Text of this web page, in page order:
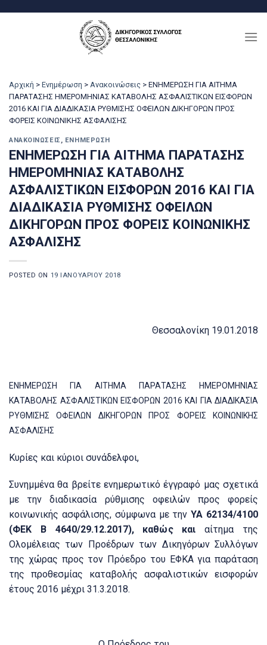
Αρχική > Ενημέρωση > Ανακοινώσεις > ΕΝΗΜΕΡΩΣΗ ΓΙΑ ΑΙΤΗΜΑ
ΠΑΡΑΤΑΣΗΣ ΗΜΕΡΟΜΗΝΙΑΣ ΚΑΤΑΒΟΛΗΣ ΑΣΦΑΛΙΣΤΙΚΩΝ ΕΙΣΦΟΡΩΝ
2016 ΚΑΙ ΓΙΑ ΔΙΑΔΙΚΑΣΙΑ ΡΥΘΜΙΣΗΣ ΟΦΕΙΛΩΝ ΔΙΚΗΓΟΡΩΝ ΠΡΟΣ
ΦΟΡΕΙΣ ΚΟΙΝΩΝΙΚΗΣ ΑΣΦΑΛΙΣΗΣ
ΑΝΑΚΟΙΝΏΣΕΙΣ , ΕΝΗΜΈΡΩΣΗ
ΕΝΗΜΕΡΩΣΗ ΓΙΑ ΑΙΤΗΜΑ ΠΑΡΑΤΑΣΗΣ
ΗΜΕΡΟΜΗΝΙΑΣ ΚΑΤΑΒΟΛΗΣ
ΑΣΦΑΛΙΣΤΙΚΩΝ ΕΙΣΦΟΡΩΝ 2016 ΚΑΙ ΓΙΑ
ΔΙΑΔΙΚΑΣΙΑ ΡΥΘΜΙΣΗΣ ΟΦΕΙΛΩΝ
ΔΙΚΗΓΟΡΩΝ ΠΡΟΣ ΦΟΡΕΙΣ ΚΟΙΝΩΝΙΚΗΣ
ΑΣΦΑΛΙΣΗΣ
POSTED ON 19 ΙΑΝΟΥΑΡΊΟΥ 2018
Θεσσαλονίκη 19.01.2018
ΕΝΗΜΕΡΩΣΗ ΓΙΑ ΑΙΤΗΜΑ ΠΑΡΑΤΑΣΗΣ ΗΜΕΡΟΜΗΝΙΑΣ
ΚΑΤΑΒΟΛΗΣ ΑΣΦΑΛΙΣΤΙΚΩΝ ΕΙΣΦΟΡΩΝ 2016 ΚΑΙ ΓΙΑ ΔΙΑΔΙΚΑΣΙΑ
ΡΥΘΜΙΣΗΣ ΟΦΕΙΛΩΝ ΔΙΚΗΓΟΡΩΝ ΠΡΟΣ ΦΟΡΕΙΣ ΚΟΙΝΩΝΙΚΗΣ
ΑΣΦΑΛΙΣΗΣ
Κυρίες και κύριοι συνάδελφοι,
Συνημμένα θα βρείτε ενημερωτικό έγγραφό μας σχετικά
με την διαδικασία ρύθμισης οφειλών προς φορείς
κοινωνικής ασφάλισης, σύμφωνα με τηνΥΑ 62134/4100
(ΦΕΚ Β 4640/29.12.2017), καθώς και αίτημα της
Ολομέλειας των Προέδρων των Δικηγόρων Συλλόγων
της χώρας προς τον Πρόεδρο του ΕΦΚΑ για παράταση
της προθεσμίας καταβολής ασφαλιστικών εισφορών
έτους 2016 μέχρι 31.3.2018.